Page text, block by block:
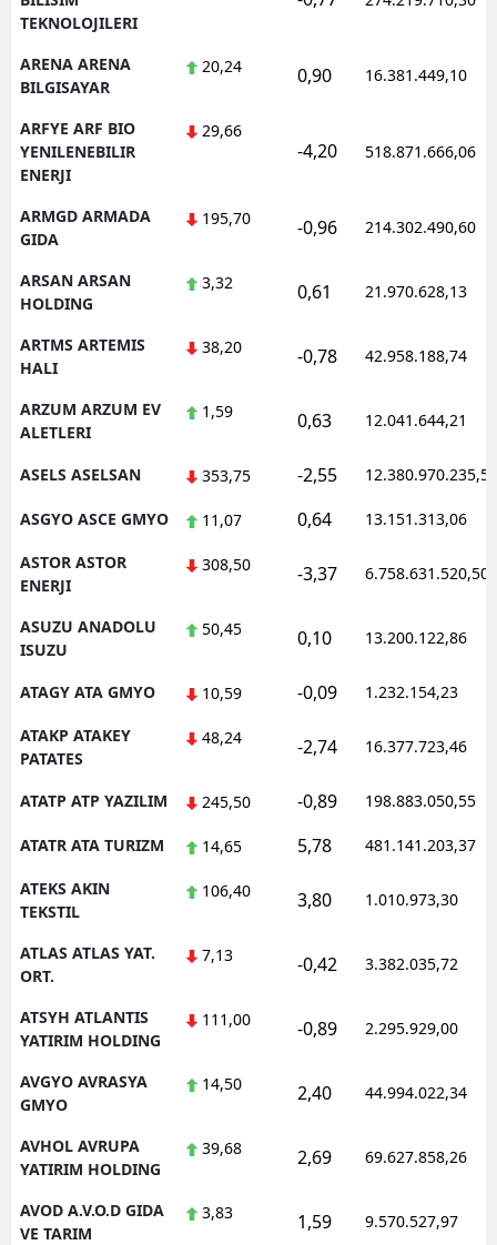
TEKNOLOJILERI
ARENA ARENA
BILGISAYAR
20,24 0,90 16.381.449,10
ARFYE ARF BIO
YENILENEBILIR
ENERJI
29,66
-4,20 518.871.666,06
ARMGD ARMADA
GIDA
195,70 -0,96 214.302.490,60
ARSAN ARSAN
HOLDING
3,32 0,61 21.970.628,13
ARTMS ARTEMIS
HALI
38,20 -0,78 42.958.188,74
ARZUM ARZUM EV
ALETLERI
1,59 0,63 12.041.644,21
ASELS ASELSAN 353,75 -2,55 12.380.970.235,50
ASGYO ASCE GMYO 11,07 0,64 13.151.313,06
ASTOR ASTOR
ENERJI
308,50 -3,37 6.758.631.520,50
ASUZU ANADOLU
ISUZU
50,45 0,10 13.200.122,86
ATAGY ATA GMYO 10,59 -0,09 1.232.154,23
ATAKP ATAKEY
PATATES
48,24 -2,74 16.377.723,46
ATATP ATP YAZILIM 245,50 -0,89 198.883.050,55
ATATR ATA TURIZM 14,65 5,78 481.141.203,37
ATEKS AKIN
TEKSTIL
106,40 3,80 1.010.973,30
ATLAS ATLAS YAT.
ORT.
7,13 -0,42 3.382.035,72
ATSYH ATLANTIS
YATIRIM HOLDING
111,00 -0,89 2.295.929,00
AVGYO AVRASYA
GMYO
14,50 2,40 44.994.022,34
AVHOL AVRUPA
YATIRIM HOLDING
39,68 2,69 69.627.858,26
AVOD A.V.O.D GIDA
VE TARIM
3,83 1,59 9.570.527,97